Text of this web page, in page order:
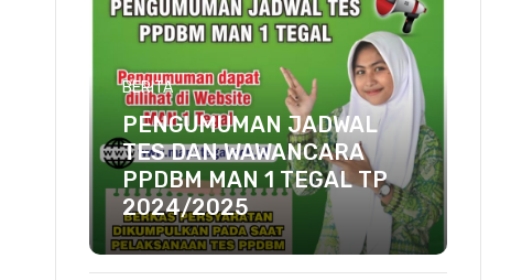
BERITA
PENGUMUMAN JADWAL
TES DAN WAWANCARA
PPDBM MAN 1 TEGAL TP
2024/2025